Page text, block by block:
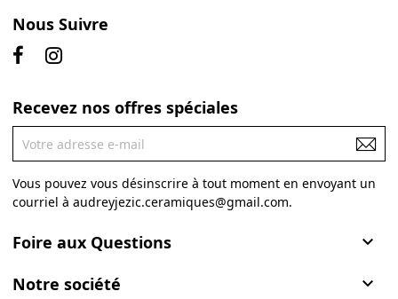
Nous Suivre
Recevez nos offres spéciales
Vous pouvez vous désinscrire à tout moment en envoyant un
courriel à audreyjezic.ceramiques@gmail.com.
Foire aux Questions

Notre société
